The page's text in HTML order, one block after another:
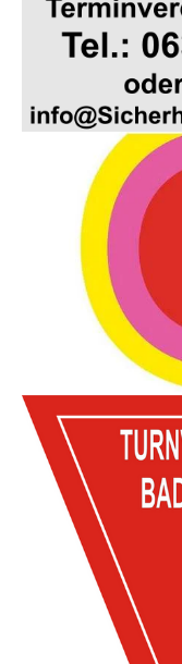
Show larger version